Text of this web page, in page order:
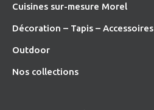
Cuisines sur-mesure Morel
Décoration – Tapis – Accessoires
Outdoor
Nos collections